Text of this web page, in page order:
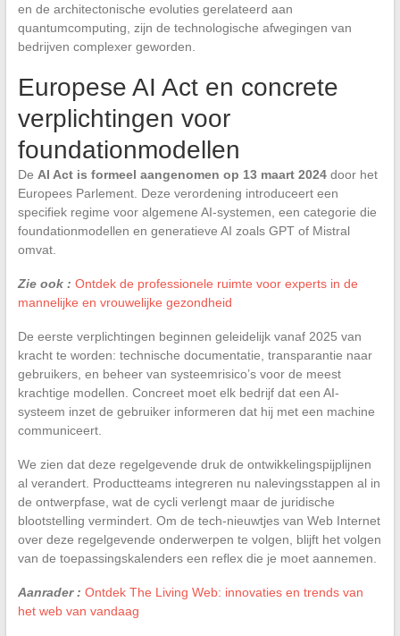
en de architectonische evoluties gerelateerd aan
quantumcomputing, zijn de technologische afwegingen van
bedrijven complexer geworden.
Europese AI Act en concrete
verplichtingen voor
foundationmodellen
De AI Act is formeel aangenomen op 13 maart 2024door het
Europees Parlement. Deze verordening introduceert een
specifiek regime voor algemene AI-systemen, een categorie die
foundationmodellen en generatieve AI zoals GPT of Mistral
omvat.
Zie ook : Ontdek de professionele ruimte voor experts in de
mannelijke en vrouwelijke gezondheid
De eerste verplichtingen beginnen geleidelijk vanaf 2025 van
kracht te worden: technische documentatie, transparantie naar
gebruikers, en beheer van systeemrisico’s voor de meest
krachtige modellen. Concreet moet elk bedrijf dat een AI-
systeem inzet de gebruiker informeren dat hij met een machine
communiceert.
We zien dat deze regelgevende druk de ontwikkelingspijplijnen
al verandert. Productteams integreren nu nalevingsstappen al in
de ontwerpfase, wat de cycli verlengt maar de juridische
blootstelling vermindert. Om de tech-nieuwtjes van Web Internet
over deze regelgevende onderwerpen te volgen, blijft het volgen
van de toepassingskalenders een reflex die je moet aannemen.
Aanrader : Ontdek The Living Web: innovaties en trends van
het web van vandaag